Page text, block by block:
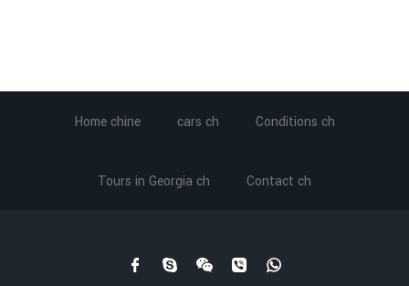
Home chine cars ch Conditions ch
Tours in Georgia ch Contact ch